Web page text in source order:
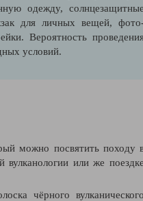
одежду,
для личных вещей,
Вероятность
условий.
можно посвятить походу
или же
чёрного